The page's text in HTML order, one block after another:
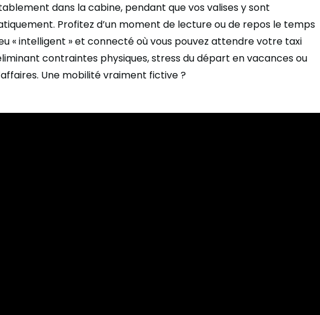
dans la cabine, pendant que vos valises y sont
Profitez d’un moment de lecture ou de repos le temps
« intelligent » et connecté où vous pouvez attendre votre taxi
contraintes physiques, stress du départ en vacances ou
Une mobilité vraiment fictive ?